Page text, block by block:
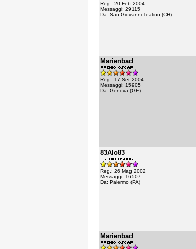
Reg.: 20 Feb 2004
Messaggi: 29115
Da: San Giovanni Teatino (CH)
Marienbad
Reg.: 17 Set 2004
Messaggi: 15905
Da: Genova (GE)
83Alo83
Reg.: 26 Mag 2002
Messaggi: 16507
Da: Palermo (PA)
Marienbad